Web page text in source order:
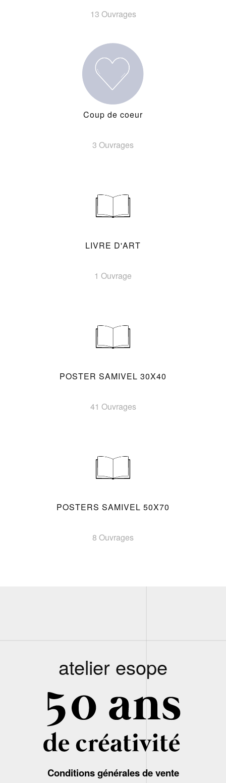
13 Ouvrages
Coup de coeur
3 Ouvrages
LIVRE D'ART
1 Ouvrage
POSTER SAMIVEL 30X40
41 Ouvrages
POSTERS SAMIVEL 50X70
8 Ouvrages
atelier esope
Conditions générales de vente